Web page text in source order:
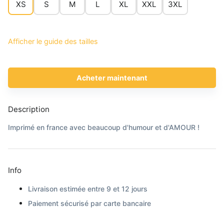
XS S M L XL XXL 3XL
Afficher le guide des tailles
Acheter maintenant
Description
Imprimé en france avec beaucoup d'humour et d'AMOUR !
Info
Livraison estimée entre 9 et 12 jours
Paiement sécurisé par carte bancaire